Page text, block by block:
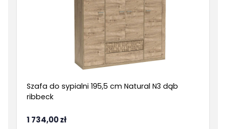
Szafa do sypialni 195,5 cm Natural N3 dąb
ribbeck
1 734,00 zł